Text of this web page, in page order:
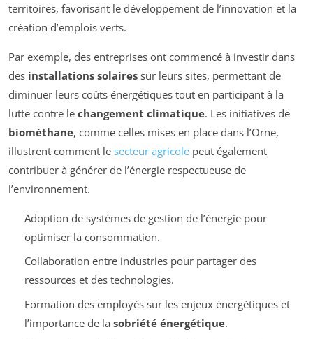
territoires, favorisant le développement de l’innovation et la
création d’emplois verts.
Par exemple, des entreprises ont commencé à investir dans
des installations solaires sur leurs sites, permettant de
diminuer leurs coûts énergétiques tout en participant à la
lutte contre le changement climatique. Les initiatives de
biométhane, comme celles mises en place dans l’Orne,
illustrent comment le secteur agricole peut également
contribuer à générer de l’énergie respectueuse de
l’environnement.
Adoption de systèmes de gestion de l’énergie pour
optimiser la consommation.
Collaboration entre industries pour partager des
ressources et des technologies.
Formation des employés sur les enjeux énergétiques et
l’importance de la sobriété énergétique.